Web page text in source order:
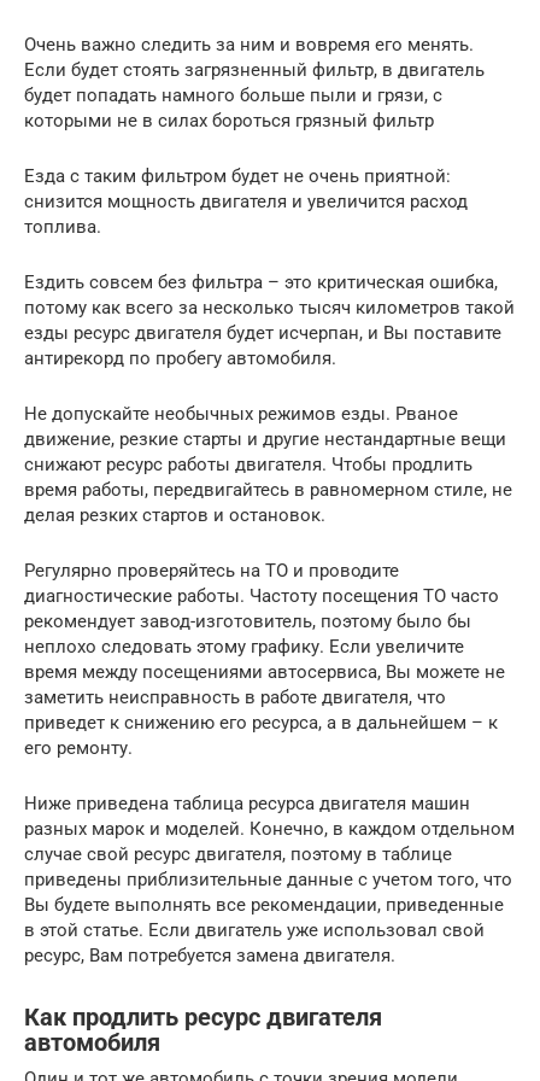
Очень важно следить за ним и вовремя его менять.
Если будет стоять загрязненный фильтр, в двигатель
будет попадать намного больше пыли и грязи, с
которыми не в силах бороться грязный фильтр
Езда с таким фильтром будет не очень приятной:
снизится мощность двигателя и увеличится расход
топлива.
Ездить совсем без фильтра – это критическая ошибка,
потому как всего за несколько тысяч километров такой
езды ресурс двигателя будет исчерпан, и Вы поставите
антирекорд по пробегу автомобиля.
Не допускайте необычных режимов езды. Рваное
движение, резкие старты и другие нестандартные вещи
снижают ресурс работы двигателя. Чтобы продлить
время работы, передвигайтесь в равномерном стиле, не
делая резких стартов и остановок.
Регулярно проверяйтесь на ТО и проводите
диагностические работы. Частоту посещения ТО часто
рекомендует завод-изготовитель, поэтому было бы
неплохо следовать этому графику. Если увеличите
время между посещениями автосервиса, Вы можете не
заметить неисправность в работе двигателя, что
приведет к снижению его ресурса, а в дальнейшем – к
его ремонту.
Ниже приведена таблица ресурса двигателя машин
разных марок и моделей. Конечно, в каждом отдельном
случае свой ресурс двигателя, поэтому в таблице
приведены приблизительные данные с учетом того, что
Вы будете выполнять все рекомендации, приведенные
в этой статье. Если двигатель уже использовал свой
ресурс, Вам потребуется замена двигателя.
Как продлить ресурс двигателя
автомобиля